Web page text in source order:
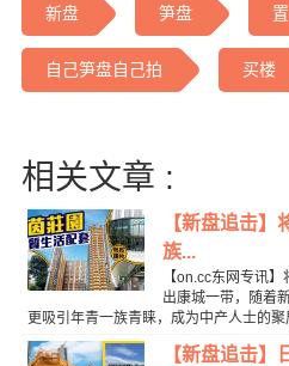
新盘 笋盘
自己笋盘自己拍 买楼
相关文章 :
【新盘追击
族...
【on.cc东网专讯
出康城一带，随着
更吸引年青一族青睐，成为中产人士的聚
【新盘追击